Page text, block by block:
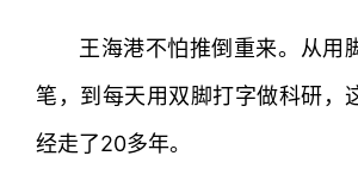
王海港不怕推倒重来。从用
笔，到每天用双脚打字做科研，
经走了20多年。